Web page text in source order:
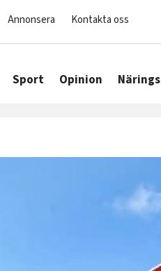
Annonsera Kontakta oss
Sport Opinion